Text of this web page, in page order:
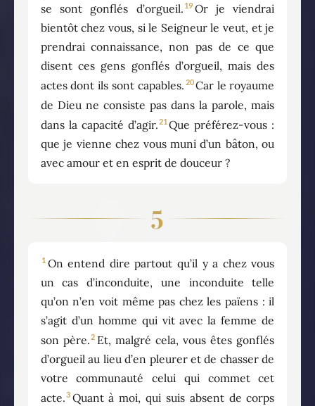
se sont gonflés d’orgueil. 19 Or je viendrai
bientôt chez vous, si le Seigneur le veut, et je
prendrai connaissance, non pas de ce que
disent ces gens gonflés d’orgueil, mais des
actes dont ils sont capables. 20Car le royaume
de Dieu ne consiste pas dans la parole, mais
dans la capacité d’agir.21 Que préférez-vous :
que je vienne chez vous muni d’un bâton, ou
avec amour et en esprit de douceur ?
5
1 On entend dire partout qu’il y a chez vous
un cas d’inconduite, une inconduite telle
qu’on n’en voit même pas chez les païens : il
s’agit d’un homme qui vit avec la femme de
son père.2 Et, malgré cela, vous êtes gonflés
d’orgueil au lieu d’en pleurer et de chasser de
votre communauté celui qui commet cet
acte.3 Quant à moi, qui suis absent de corps